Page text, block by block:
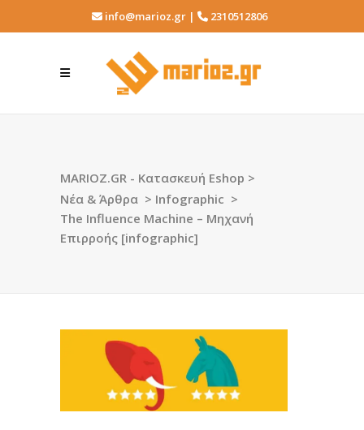
info@marioz.gr | 2310512806
MARIOZ.GR - Κατασκευή Eshop >
Νέα & Άρθρα > Infographic >
The Influence Machine – Μηχανή
Επιρροής [infographic]